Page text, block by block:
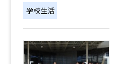
学校生活